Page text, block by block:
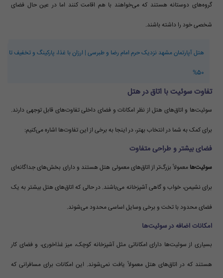
گروه‌های دوستانه هستند که می‌خواهند با هم اقامت کنند اما در عین حال فضای
شخصی خود را داشته باشند.
هتل آپارتمان مشهد نزدیک حرم امام رضا و طبرسی | ارزان با غذا، پارکینگ و تخفیف تا
50%
تفاوت سوئیت با اتاق در هتل
سوئیت‌ها و اتاق‌های هتل از نظر امکانات و فضای داخلی تفاوت‌های قابل توجهی دارند.
برای کمک به شما در انتخاب بهتر، در اینجا به برخی از این تفاوت‌ها اشاره می‌کنیم:
فضای بیشتر و طراحی متفاوت
سوئیت‌ها معمولاً بزرگ‌تر از اتاق‌های معمولی هتل هستند و دارای بخش‌های جداگانه‌ای
برای نشیمن، خواب و گاهی آشپزخانه می‌باشند. در حالی که اتاق‌های هتل بیشتر به یک
فضای محدود با تخت و برخی وسایل اساسی محدود می‌شوند.
امکانات اضافه در سوئیت‌ها
بسیاری از سوئیت‌ها دارای امکاناتی مثل آشپزخانه کوچک، میز غذاخوری، و فضای کار
هستند که در اتاق‌های هتل معمولاً یافت نمی‌شوند. این امکانات برای مسافرانی که